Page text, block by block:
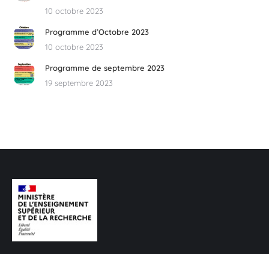
10 octobre 2023
Programme d’Octobre 2023
10 octobre 2023
Programme de septembre 2023
19 septembre 2023